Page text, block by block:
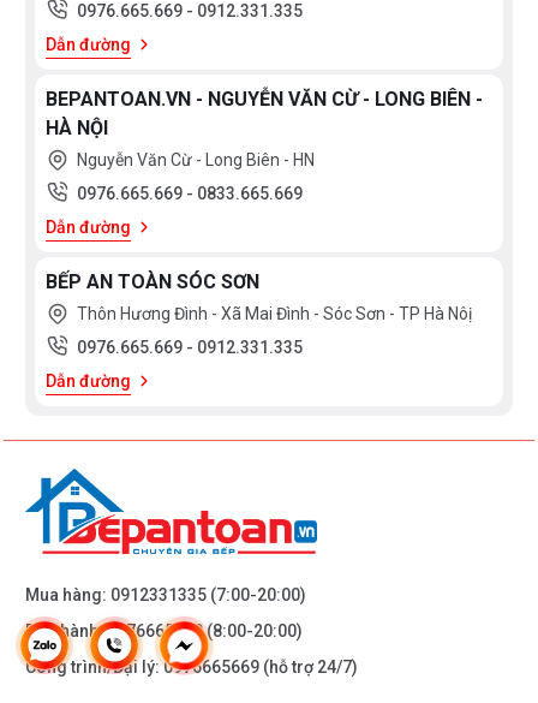
0976.665.669 - 0912.331.335
Dẫn đường
BEPANTOAN.VN - NGUYỄN VĂN CỪ - LONG BIÊN -
HÀ NỘI
Nguyễn Văn Cừ - Long Biên - HN
0976.665.669 - 0833.665.669
Dẫn đường
BẾP AN TOÀN SÓC SƠN
Thôn Hương Đình - Xã Mai Đình - Sóc Sơn - TP Hà Nôị
0976.665.669 - 0912.331.335
Dẫn đường
Mua hàng: 0912331335 (7:00-20:00)
Bảo hành:0976665669(8:00-20:00)
Công trình/Đại lý:0976665669 (hỗ trợ 24/7)